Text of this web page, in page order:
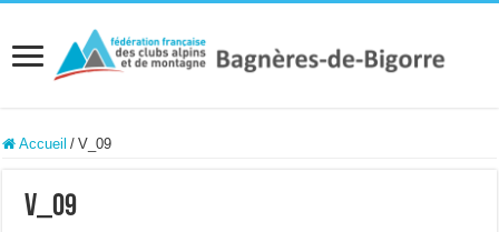
Accueil / V_09
V_09